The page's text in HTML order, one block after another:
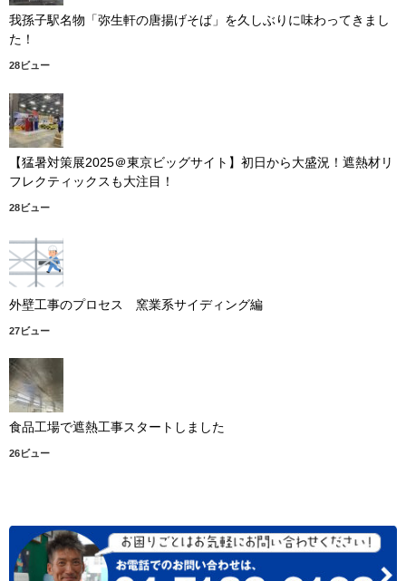
我孫子駅名物「弥生軒の唐揚げそば」を久しぶりに味わってきまし
た！
28ビュー
【猛暑対策展2025＠東京ビッグサイト】初日から大盛況！遮熱材リ
フレクティックスも大注目！
28ビュー
外壁工事のプロセス 窯業系サイディング編
27ビュー
食品工場で遮熱工事スタートしました
26ビュー